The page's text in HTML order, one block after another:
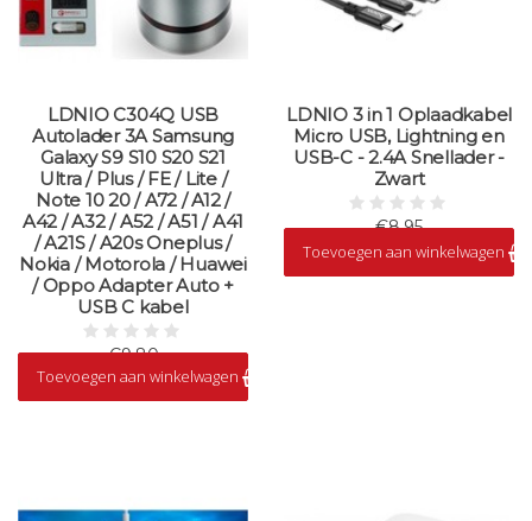
LDNIO C304Q USB
Autolader 3A Samsung
Galaxy S9 S10 S20 S21
Ultra / Plus / FE / Lite /
Note 10 20 / A72 / A12 /
A42 / A32 / A52 / A51 / A41
/ A21S / A20s Oneplus /
Nokia / Motorola / Huawei
/ Oppo Adapter Auto +
USB C kabel
€9,80
Op voorraad
Toevoegen aan winkelwagen
LDNIO 3 in 1 Oplaadkabel
Micro USB, Lightning en
USB-C - 2.4A Snellader -
Zwart
€8,95
Op voorraad
Toevoegen aan winkelwagen